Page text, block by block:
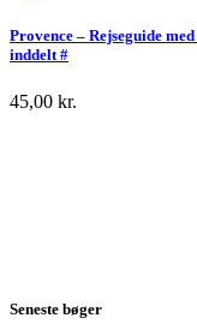
Provence – Rejseguide
inddelt #
45,00 kr.
Seneste bøger